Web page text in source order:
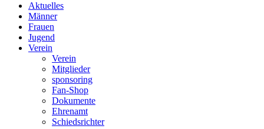
Aktuelles
Männer
Frauen
Jugend
Verein
Verein
Mitglieder
sponsoring
Fan-Shop
Dokumente
Ehrenamt
Schiedsrichter